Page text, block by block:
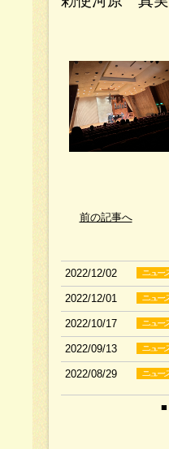
前の記事へ
2022/12/02
2022/12/01
2022/10/17
2022/09/13
2022/08/29
■